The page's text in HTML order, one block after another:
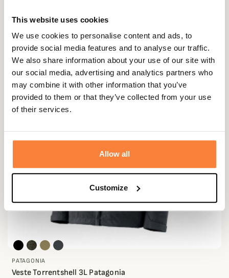
This website uses cookies
We use cookies to personalise content and ads, to
provide social media features and to analyse our traffic.
We also share information about your use of our site with
our social media, advertising and analytics partners who
may combine it with other information that you’ve
provided to them or that they’ve collected from your use
of their services.
Allow all
Customize
PATAGONIA
Veste Torrentshell 3L Patagonia